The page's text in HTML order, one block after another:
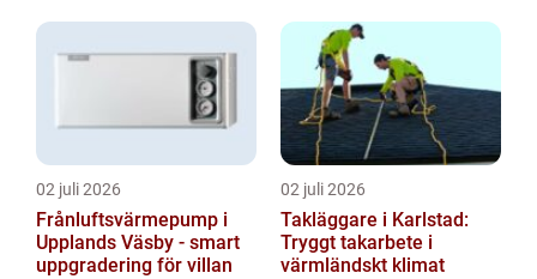
02 juli 2026
Frånluftsvärmepump i
Upplands Väsby - smart
uppgradering för villan
02 juli 2026
Takläggare i Karlstad:
Tryggt takarbete i
värmländskt klimat